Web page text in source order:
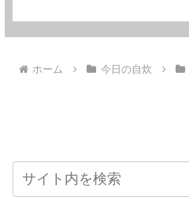
ホーム 今日の自炊